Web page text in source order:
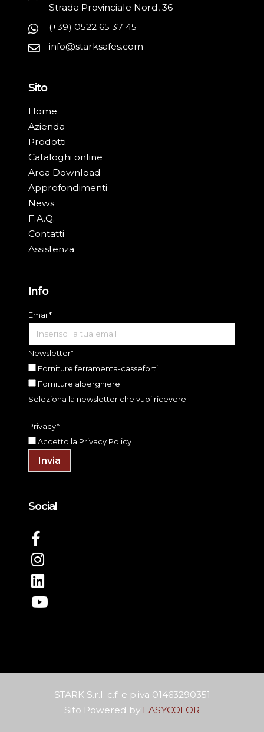
Strada Provinciale Nord, 36
(+39) 0522 65 37 45
info@starksafes.com
Sito
Home
Azienda
Prodotti
Cataloghi online
Area Download
Approfondimenti
News
F.A.Q.
Contatti
Assistenza
Info
Email*
Newsletter*
Forniture ferramenta-casseforti
Forniture alberghiere
Seleziona la newsletter che vuoi ricevere
Privacy*
Accetto la Privacy Policy
Invia
Social
STARK S.r.l. c.f. e p.iva 01463290351
Sito Powered by EASYCOLOR